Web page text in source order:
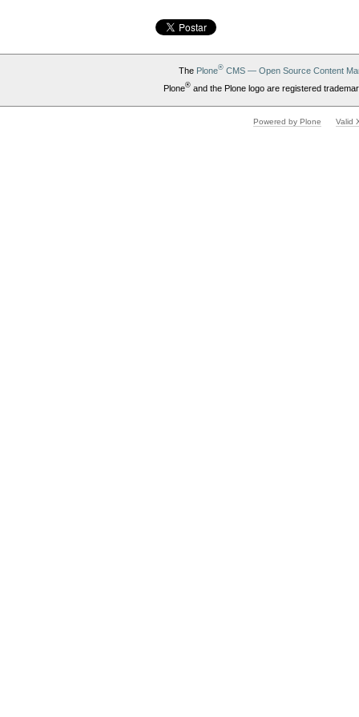
The Plone®CMS — Open Source Content
Plone®and the Plone logo are registered
Powered by Plone Valid